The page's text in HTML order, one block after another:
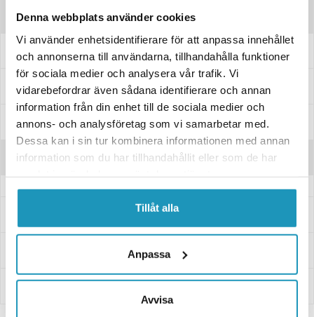
Denna webbplats använder cookies
Vi använder enhetsidentifierare för att anpassa innehållet
och annonserna till användarna, tillhandahålla funktioner
för sociala medier och analysera vår trafik. Vi
vidarebefordrar även sådana identifierare och annan
information från din enhet till de sociala medier och
annons- och analysföretag som vi samarbetar med.
Dessa kan i sin tur kombinera informationen med annan
information som du har tillhandahållit eller som de har
Tillåt alla
Anpassa
Avvisa
Produktinformation
Chokevajer för Linhai med förgasare.
Passar dessa modeller
Specifikationer
Recensioner
Leverans- & Returinformation
Betalning